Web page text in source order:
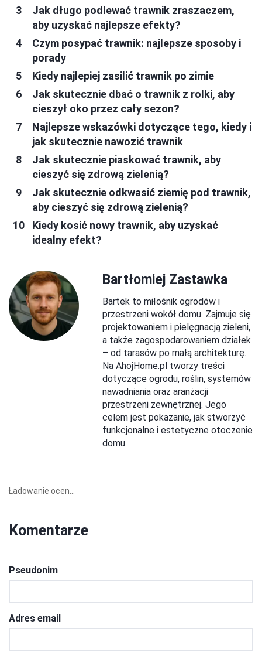
Jak długo podlewać trawnik zraszaczem,
aby uzyskać najlepsze efekty?
Czym posypać trawnik: najlepsze sposoby i
porady
Kiedy najlepiej zasilić trawnik po zimie
Jak skutecznie dbać o trawnik z rolki, aby
cieszył oko przez cały sezon?
Najlepsze wskazówki dotyczące tego, kiedy i
jak skutecznie nawozić trawnik
Jak skutecznie piaskować trawnik, aby
cieszyć się zdrową zielenią?
Jak skutecznie odkwasić ziemię pod trawnik,
aby cieszyć się zdrową zielenią?
Kiedy kosić nowy trawnik, aby uzyskać
idealny efekt?
Bartłomiej Zastawka
Bartek to miłośnik ogrodów i
przestrzeni wokół domu. Zajmuje się
projektowaniem i pielęgnacją zieleni,
a także zagospodarowaniem działek
– od tarasów po małą architekturę.
Na AhojHome.pl tworzy treści
dotyczące ogrodu, roślin, systemów
nawadniania oraz aranżacji
przestrzeni zewnętrznej. Jego
celem jest pokazanie, jak stworzyć
funkcjonalne i estetyczne otoczenie
domu.
Ładowanie ocen...
Komentarze
Pseudonim
Adres email